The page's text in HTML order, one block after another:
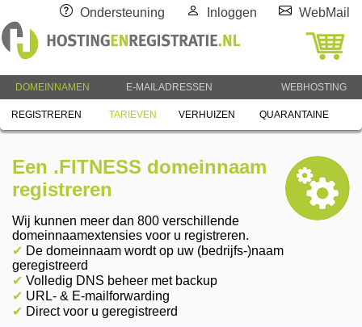
Ondersteuning Inloggen WebMail
DOMEINNAMEN E-MAILADRESSEN WEBHOSTING
REGISTREREN TARIEVEN VERHUIZEN QUARANTAINE
Een .FITNESS domeinnaam
registreren
Wij kunnen meer dan 800 verschillende
domeinnaamextensies voor u registreren.
✔ De domeinnaam wordt op uw (bedrijfs-)naam
geregistreerd
✔ Volledig DNS beheer met backup
✔ URL- & E-mailforwarding
✔ Direct voor u geregistreerd